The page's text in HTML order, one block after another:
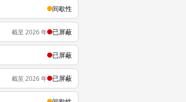
间歇性
截至 2026 年 已屏蔽
已屏蔽
截至 2026 年 已屏蔽